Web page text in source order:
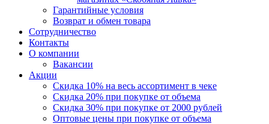
Гарантийные условия
Возврат и обмен товара
Сотрудничество
Контакты
О компании
Вакансии
Акции
Скидка 10% на весь ассортимент в чеке
Скидка 20% при покупке от объема
Скидка 30% при покупке от 2000 рублей
Оптовые цены при покупке от объема